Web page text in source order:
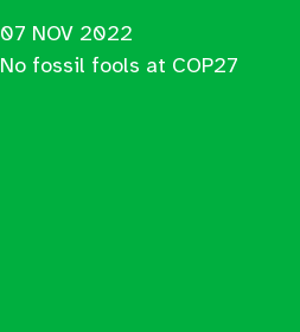
07 NOV 2022
No fossil fools at COP27